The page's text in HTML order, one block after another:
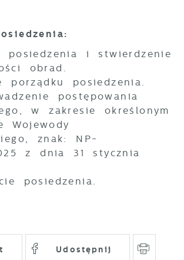
posiedzenia i stwierdzenie
obrad.
porządku posiedzenia.
postępowania
w zakresie określonym
znak: NP-
z dnia 31 stycznia
posiedzenia.
Udostępnij
Wyrażenie
wszystkich
Ci naszych komunikatów na
Twoich upodobań oraz
dotyczących przeglądanej
Treści promocyjne
się na stronach podmiotów
będących naszymi
innych dostawców usług.
w charakterze
prezentujących nasze treści w
ofert, komunikatów